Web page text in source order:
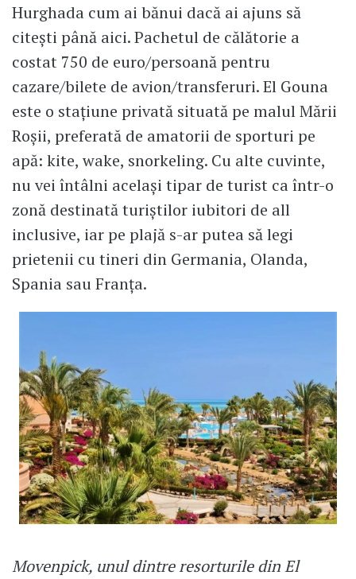
Hurghada cum ai bănui dacă ai ajuns să
citești până aici. Pachetul de călătorie a
costat 750 de euro/persoană pentru
cazare/bilete de avion/transferuri. El Gouna
este o stațiune privată situată pe malul Mării
Roșii, preferată de amatorii de sporturi pe
apă: kite, wake, snorkeling. Cu alte cuvinte,
nu vei întâlni același tipar de turist ca într-o
zonă destinată turiștilor iubitori de all
inclusive, iar pe plajă s-ar putea să legi
prietenii cu tineri din Germania, Olanda,
Spania sau Franța.
Movenpick, unul dintre resorturile din El